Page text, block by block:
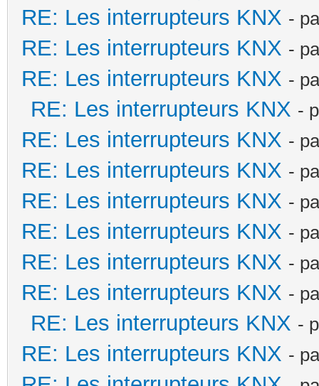
RE: Les interrupteurs KNX -
RE: Les interrupteurs KNX -
RE: Les interrupteurs KNX -
RE: Les interrupteurs KNX -
RE: Les interrupteurs KNX -
RE: Les interrupteurs KNX -
RE: Les interrupteurs KNX -
RE: Les interrupteurs KNX -
RE: Les interrupteurs KNX -
RE: Les interrupteurs KNX -
RE: Les interrupteurs KNX -
RE: Les interrupteurs KNX -